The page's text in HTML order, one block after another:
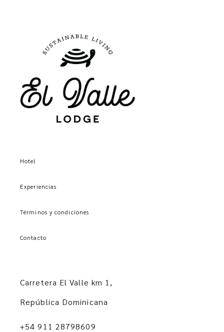
Hotel
Experiencias
Términos y condiciones
Contacto
Carretera El Valle km 1,
República Dominicana
+54 911 28798609